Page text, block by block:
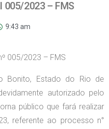
005/2023 – FMS
9:43 am
005/2023 – FMS
Bonito, Estado do Rio de
autorizado pelo
público que fará realizar
referente ao processo n°